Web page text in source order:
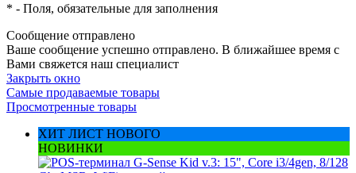
* - Поля, обязательные для заполнения
Сообщение отправлено
Ваше сообщение успешно отправлено. В ближайшее время с
Вами свяжется наш специалист
Закрыть окно
Самые продаваемые товары
Просмотренные товары
ХИТ ЛИСТ НОВОГО
НОВИНКИ